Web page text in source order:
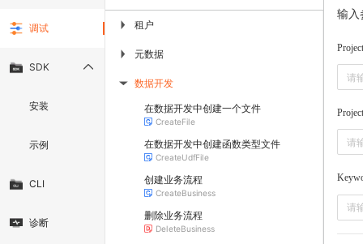
调试
SDK
安装
示例
CLI
诊断
▶ 租户
▶ 元数据
▶ 数据开发
在数据开发中创建一个文件
CreateFile
在数据开发中创建函数类型文件
CreateUdfFile
创建业务流程
CreateBusiness
删除业务流程
DeleteBusiness
输入